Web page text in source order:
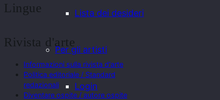
Lista dei desideri
Per gli artisti
Login
Lingue
Rivista d'arte
Informazioni sulla rivista d'arte
Politica editoriale / Standard
redazionali
Diventare ospite / autore ospite